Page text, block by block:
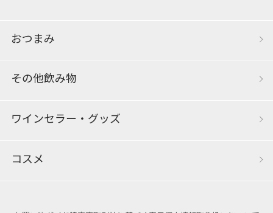
おつまみ
その他飲み物
ワインセラー・グッズ
コスメ